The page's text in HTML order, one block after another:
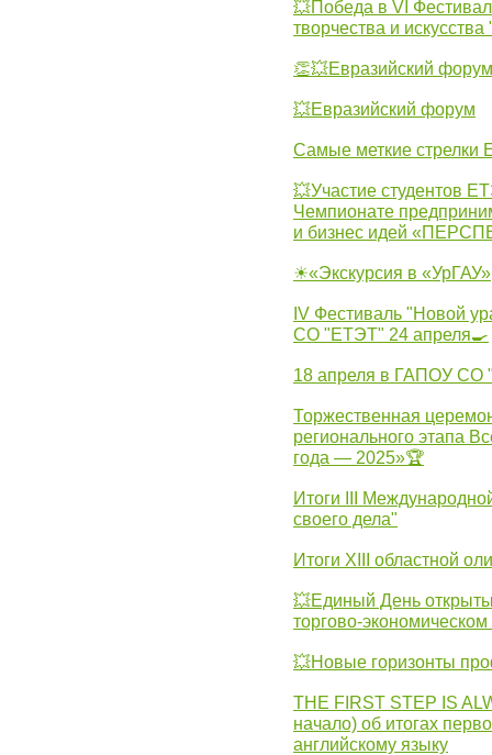
💥Победа в VI
творчества и
👏💥Евразийский форум
💥Евразийский форум
Самые меткие стрелки
💥Участие студентов
Чемпионате
и бизнес идей
☀«Экскурсия в «УрГАУ»
IV Фестиваль "Новой
СО "ЕТЭТ" 24 апреля🍳
18 апреля в ГАПОУ СО
Торжественная
регионального этапа
года — 2025»🏆
Итоги III
своего дела"
Итоги XIII областной
💥Единый День
торгово-
💥Новые горизонты
THE FIRST STEP IS
начало) об итогах
английскому языку